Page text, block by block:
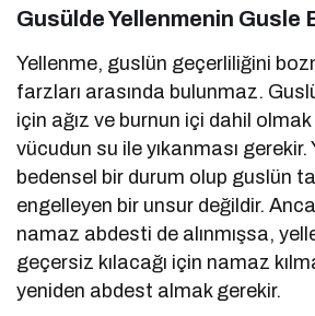
Gusülde Yellenmenin Gusle
Yellenme, guslün geçerliliğini
farzları arasında bulunmaz.
için ağız ve burnun içi dahil
vücudun su ile yıkanması gerekir.
bedensel bir durum olup guslün
engelleyen bir unsur değildir.
namaz abdesti de alınmışsa,
geçersiz kılacağı için namaz
yeniden abdest almak gerekir.